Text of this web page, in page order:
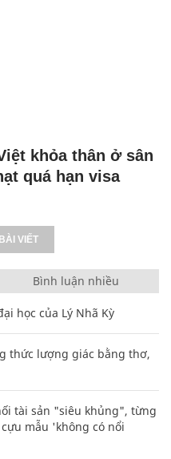
khỏa thân ở sân
quá hạn visa
VIẾT
Bình luận nhiều
học của Lý Nhã Kỳ
thức lượng giác bằng thơ,
tài sản "siêu khủng", từng
mẫu 'không có nổi